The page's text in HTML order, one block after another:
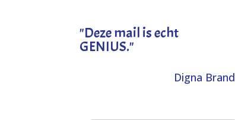
"Deze mail is echt
GENIUS."
Digna Brand